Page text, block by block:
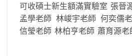
可收碩士新生額滿實驗室 張晉
孟學老師 林峻宇老師 何奕儒
信瑩老師 林柏亨老師 蕭育源